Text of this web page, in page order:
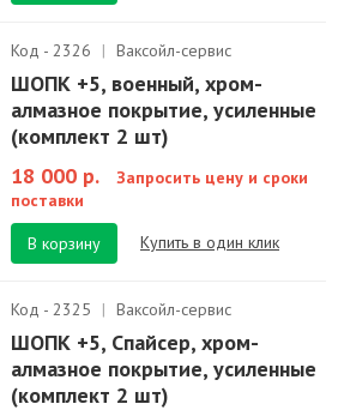
Код - 2326 | Ваксойл-сервис
ШОПК +5, военный, хром-
алмазное покрытие, усиленные
(комплект 2 шт)
18 000 р.
Запросить цену и сроки
поставки
В корзину
Купить в один клик
Код - 2325 | Ваксойл-сервис
ШОПК +5, Спайсер, хром-
алмазное покрытие, усиленные
(комплект 2 шт)